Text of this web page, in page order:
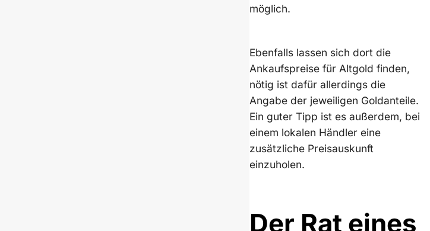
möglich.
Ebenfalls lassen sich dort die
Ankaufspreise für Altgold finden,
nötig ist dafür allerdings die
Angabe der jeweiligen Goldanteile.
Ein guter Tipp ist es außerdem, bei
einem lokalen Händler eine
zusätzliche Preisauskunft
einzuholen.
Der Rat eines